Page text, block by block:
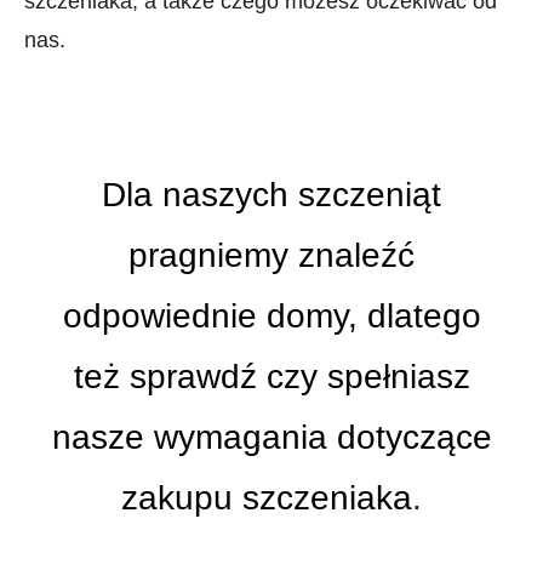
nas.
Dla naszych szczeniąt
pragniemy znaleźć
odpowiednie domy, dlatego
też sprawdź czy spełniasz
nasze wymagania dotyczące
zakupu szczeniaka.